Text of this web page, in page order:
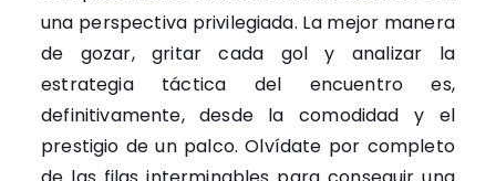
una perspectiva privilegiada. La mejor manera
de gozar, gritar cada gol y analizar la
estrategia táctica del encuentro es,
definitivamente, desde la comodidad y el
prestigio de un palco. Olvídate por completo